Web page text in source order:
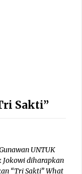
Sakti’’
UNTUK
diharapkan
“Tri Sakti” What